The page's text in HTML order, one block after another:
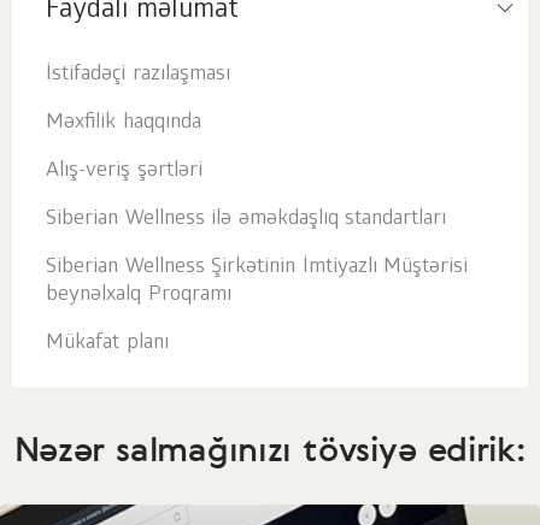
Faydalı məlumat
İstifadəçi razılaşması
Məxfilik haqqında
Alış-veriş şərtləri
Siberian Wellness ilə əməkdaşlıq standartları
Siberian Wellness Şirkətinin İmtiyazlı Müştərisi
beynəlxalq Proqramı
Mükafat planı
Nəzər salmağınızı tövsiyə edirik: